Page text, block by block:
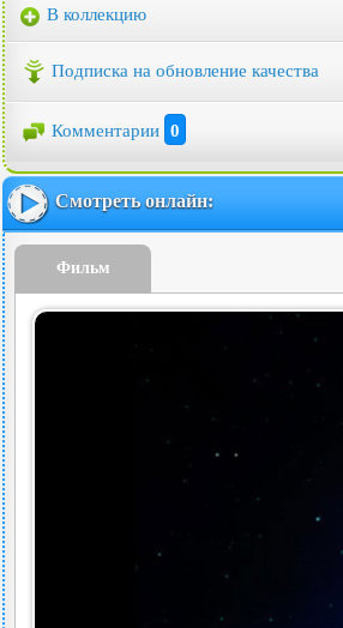
В коллекцию
Подписка на обновление качества
Комментарии 0
Смотреть онлайн:
Фильм